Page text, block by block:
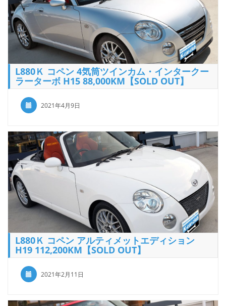
L880Ｋ コペン 4気筒ツインカム・インタークー
ラーターボ H15 88,000KM【SOLD OUT】
2021年4月9日
L880Ｋ コペン アルティメットエディション
H19 112,200KM【SOLD OUT】
2021年2月11日